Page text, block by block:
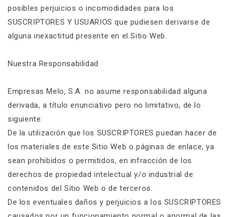
posibles perjuicios o incomodidades para los
SUSCRIPTORES Y USUARIOS que pudiesen derivarse de
alguna inexactitud presente en el Sitio Web.
Nuestra Responsabilidad
Empresas Melo, S.A. no asume responsabilidad alguna
derivada, a título enunciativo pero no limitativo, de lo
siguiente:
De la utilización que los SUSCRIPTORES puedan hacer de
los materiales de este Sitio Web o páginas de enlace, ya
sean prohibidos o permitidos, en infracción de los
derechos de propiedad intelectual y/o industrial de
contenidos del Sitio Web o de terceros.
De los eventuales daños y perjuicios a los SUSCRIPTORES